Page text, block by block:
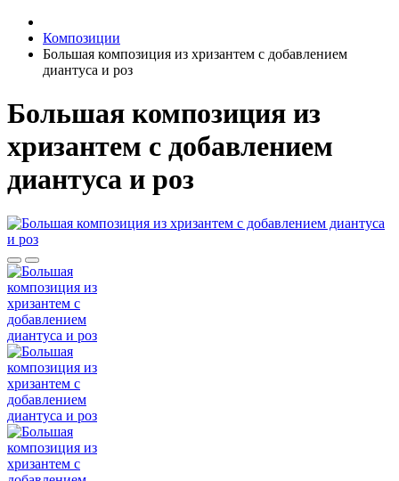
Композиции
Большая композиция из хризантем c добавлением
диантуса и роз
Большая композиция из
хризантем c добавлением
диантуса и роз